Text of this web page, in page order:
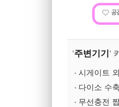
공
'주변기기'
시게이트
다이소 수
무선충전